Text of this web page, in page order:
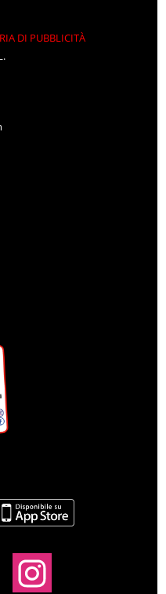
DI PUBBLICITÀ